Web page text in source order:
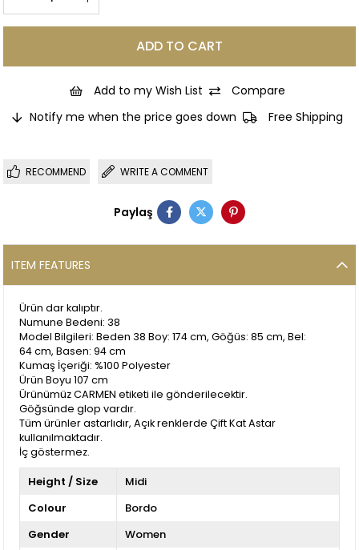
Add to my Wish List
Compare
Notify me when the price goes down
Free Shipping
RECOMMEND WRITE A COMMENT
Paylaş
ITEM FEATURES
Ürün dar kalıptır.
Numune Bedeni: 38
Model Bilgileri: Beden 38 Boy: 174 cm, Göğüs: 85 cm, Bel:
64 cm, Basen: 94 cm
Kumaş İçeriği: %100 Polyester
Ürün Boyu 107 cm
Ürünümüz CARMEN etiketi ile gönderilecektir.
Göğsünde glop vardır.
Tüm ürünler astarlıdır, Açık renklerde Çift Kat Astar
kullanılmaktadır.
İç göstermez.
Height / Size
Midi
Colour
Bordo
Gender
Women